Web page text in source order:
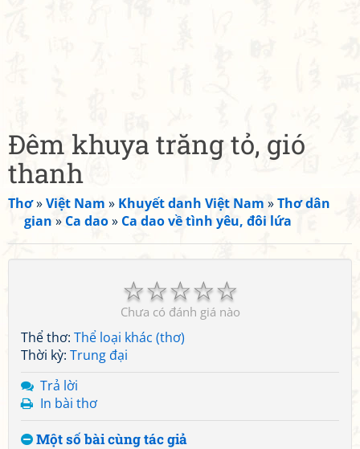
Đêm khuya trăng tỏ, gió
thanh
Thơ»Việt Nam » Khuyết danh Việt Nam »Thơ dân
gian » Ca dao» Ca dao về tình yêu, đôi lứa
☆
☆
☆
☆
☆
Chưa có đánh giá nào
Thể thơ: Thể loại khác (thơ)
Thời kỳ: Trung đại
Trả lời
In bài thơ
Một số bài cùng tác giả